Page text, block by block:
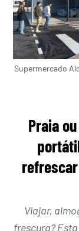
Supermercado
Praia
Viajar,
frescura?